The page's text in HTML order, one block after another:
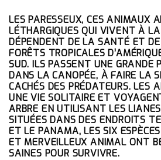
LES PARESSEUX, CES ANIMAUX
LÉTHARGIQUES QUI VIVENT À LA
DÉPENDENT DE LA SANTÉ ET
FORÊTS TROPICALES
SUD. ILS PASSENT UNE GRANDE
DANS LA CANOPÉE, À FAIRE LA
CACHÉS DES PRÉDATEURS. LES
UNE VIE SOLITAIRE ET
ARBRE EN UTILISANT LES
SITUÉES DANS DES ENDROITS
ET LE PANAMA, LES SIX
ET MERVEILLEUX ANIMAL ONT
SAINES POUR SURVIVRE.